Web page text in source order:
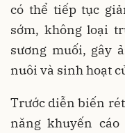
có thể tiếp tục
sớm, không loại
sương muối, gây
nuôi và sinh hoạt
Trước diễn biến
năng khuyến